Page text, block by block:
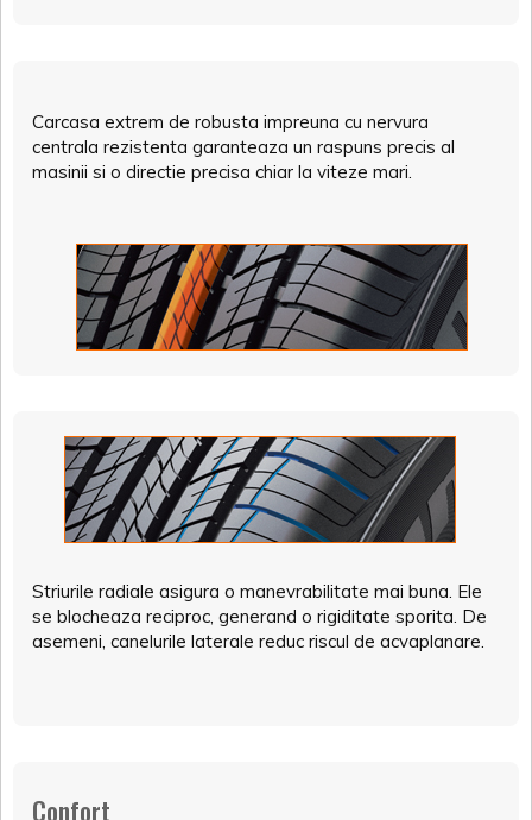
Carcasa extrem de robusta impreuna cu nervura
centrala rezistenta garanteaza un raspuns precis al
masinii si o directie precisa chiar la viteze mari.
Striurile radiale asigura o manevrabilitate mai buna. Ele
se blocheaza reciproc, generand o rigiditate sporita. De
asemeni, canelurile laterale reduc riscul de acvaplanare.
Confort